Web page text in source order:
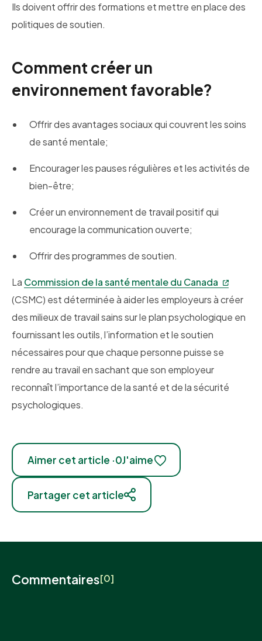
Ils doivent offrir des formations et mettre en place des
politiques de soutien.
Comment créer un
environnement favorable?
Offrir des avantages sociaux qui couvrent les soins
de santé mentale;
Encourager les pauses régulières et les activités de
bien-être;
Créer un environnement de travail positif qui
encourage la communication ouverte;
Offrir des programmes de soutien.
La Commission de la santé mentale du Canada
(CSMC) est déterminée à aider les employeurs à créer
des milieux de travail sains sur le plan psychologique en
fournissant les outils, l’information et le soutien
nécessaires pour que chaque personne puisse se
rendre au travail en sachant que son employeur
reconnaît l’importance de la santé et de la sécurité
psychologiques.
Aimer cet article ·0J'aime
Partager cet article
Commentaires[0]